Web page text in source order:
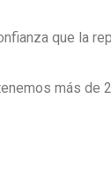
que la
más